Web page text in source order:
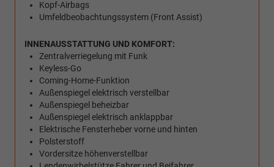
Kopf-Airbags
Umfeldbeobachtungssystem (Front Assist)
INNENAUSSTATTUNG UND KOMFORT:
Zentralverriegelung mit Funk
Keyless-Go
Coming-Home-Funktion
Außenspiegel elektrisch verstellbar
Außenspiegel beheizbar
Außenspiegel elektrisch anklappbar
Elektrische Fensterheber vorne und hinten
Polsterstoff
Vordersitze höhenverstellbar